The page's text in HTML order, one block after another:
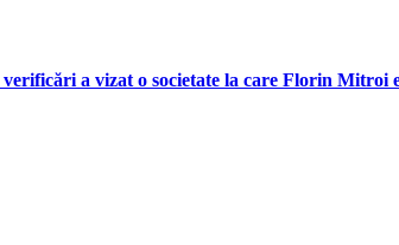
a vizat o societate la care Florin Mitroi